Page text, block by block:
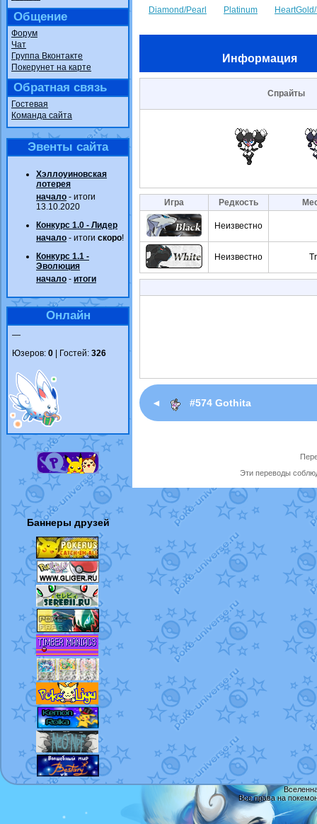
Общение
Форум
Чат
Группа Вконтакте
Покерунет на карте
Обратная связь
Гостевая
Команда сайта
Эвенты сайта
Хэллоуиновская
лотерея
начало - итоги
13.10.2020
Конкурс 1.0 - Лидер
начало - итоги скоро!
Конкурс 1.1 -
Эволюция
начало - итоги
Онлайн
—
Юзеров: 0 | Гостей: 326
Баннеры друзей
Diamond/Pearl Platinum
Информация
Спрайты
Игра Редкость
Неизвестно
Неизвестно
◄ #574 Gothita
Эти переводы
Все права на